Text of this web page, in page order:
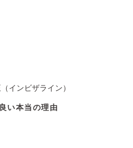
インビザライン）
い本当の理由